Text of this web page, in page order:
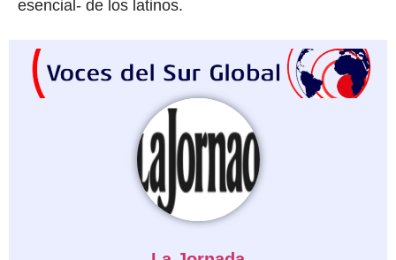
esencial- de los latinos.